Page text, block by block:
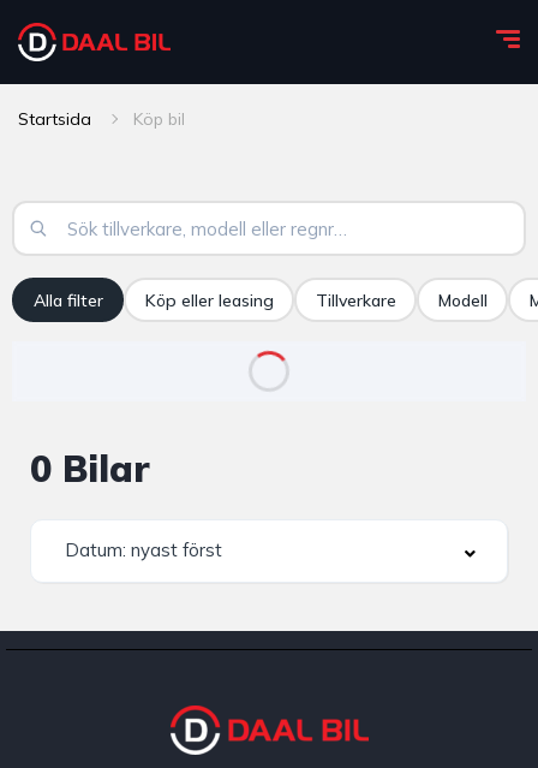
Startsida Köp bil
Alla filter Köp eller leasing Tillverkare Modell
0 Bilar
Datum: nyast först